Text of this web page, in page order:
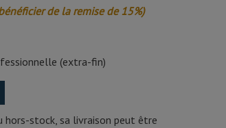
de la remise de 15%)
(extra-fin)
stock, sa livraison peut être